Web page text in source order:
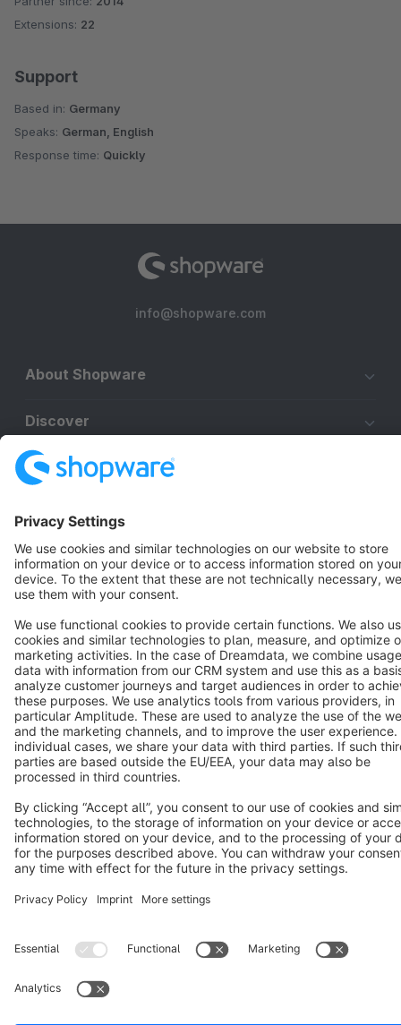
Extensions: 22
Support
Based in: Germany
Speaks: German, English
Response time: Quickly
info@shopware.com
About Shopware
Discover
Resources
English
Star 3k+
Terms & Conditions Privacy Legal notice
Cookie settings
Copyright © shopware AG - All rights reserved
Notice: * All prices are quoted net of the statutory value-added tax